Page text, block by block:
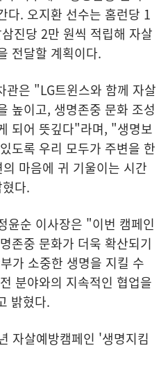
다. 오지환 선수는 홈런당 1
진당 2만 원씩 적립해 자살
전달할 계획이다.
관은 "LG트윈스와 함께 자살
높이고, 생명존중 문화 조성
되어 뜻깊다"라며, "생명보
도록 우리 모두가 주변을 한
마음에 귀 기울이는 시간
다.
윤순 이사장은 "이번 캠페인
존중 문화가 더욱 확산되기
가 소중한 생명을 지킬 수
분야와의 지속적인 협업을
밝혔다.
자살예방캠페인 '생명지킴